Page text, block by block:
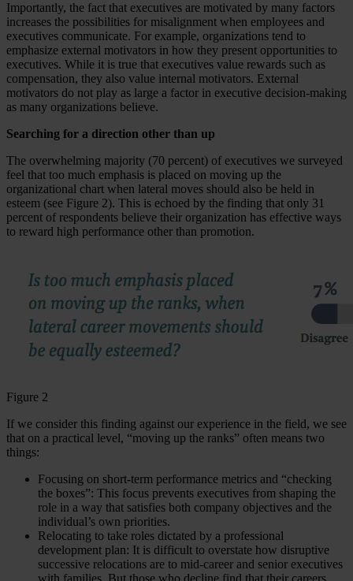
Importantly, the fact that executives are motivated by many factors
increases the possibilities for misalignment when employees and
executives communicate. For example, organizations tend to
emphasize external motivators in how they present opportunities to
executives. While it is true that executives value rewards such as
compensation, they also value internal motivators. External
motivators do not play as large a factor in executive decision-making
as many organizations believe.
Searching for a direction other than up
The overwhelming majority (70 percent) of executives we surveyed
feel that too much emphasis is placed on moving up the
organizational chart when lateral moves should also be held in
esteem (see Figure 2). This is echoed by the finding that only 31
percent of respondents believe their organization has effective ways
to reward high performance other than promotion.
Figure 2
If we consider this finding against our experience in the field, we see
that on a practical level, “moving up the ranks” often means two
things:
Focusing on short-term performance metrics and “checking
the boxes”: This focus prevents executives from shaping the
role in a way that satisfies both company objectives and the
individual’s own priorities.
Relocating to take roles dictated by a professional
development plan: It is difficult to overstate how disruptive
successive relocations are to mid-career and senior executives
with families. But those who decline find that their careers